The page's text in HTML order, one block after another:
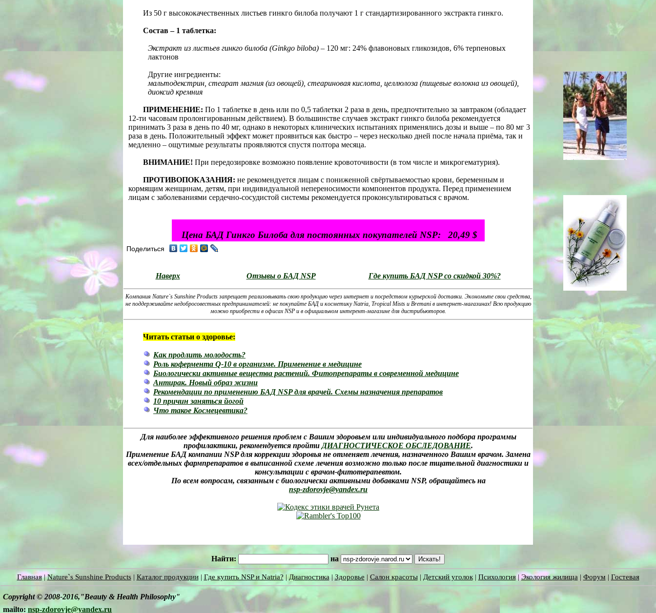
Из 50 г высококачественных листьев гинкго билоба получают 1 г стандартизированного экстракта гинкго.
Состав – 1 таблетка:
Экстракт из листьев гинкго билоба (Ginkgo biloba) – 120 мг: 24% флавоновых гликозидов, 6% терпеновых
лактонов
Другие ингредиенты:
мальтодекстрин, стеарат магния (из овощей), стеариновая кислота, целлюлоза (пищевые волокна из овощей),
диоксид кремния
ПРИМЕНЕНИЕ: По 1 таблетке в день или по 0,5 таблетки 2 раза в день, предпочтительно за завтраком (обладает
12-ти часовым пролонгированным действием). В большинстве случаев экстракт гинкго билоба рекомендуется
принимать 3 раза в день по 40 мг, однако в некоторых клинических испытаниях применялись дозы и выше – по 80 мг 3
раза в день. Положительный эффект может проявиться как быстро – через несколько дней после начала приёма, так и
медленно – ощутимые результаты проявляются спустя полтора месяца.
ВНИМАНИЕ! При передозировке возможно появление кровоточивости (в том числе и микрогематурия).
ПРОТИВОПОКАЗАНИЯ: не рекомендуется лицам с пониженной свёртываемостью крови, беременным и
кормящим женщинам, детям, при индивидуальной непереносимости компонентов продукта. Перед применением
лицам с заболеваниями сердечно-сосудистой системы рекомендуется проконсультироваться с врачом.
Цена БАД Гинкго Билоба для постоянных покупателей NSP: 20,49 $
Поделиться
Наверх Отзывы о БАД NSP Где купить БАД NSP со скидкой 30%?
Компания Nature`s Sunshine Products запрещает реализовывать свою продукцию через интернет и посредством курьерской доставки. Экономьте свои средства,
не поддерживайте недобросовестных предпринимателей: не покупайте БАД и косметику Natria, Tropical Mists и Bremani в интернет-магазинах! Всю продукцию
можно приобрести в офисах NSP и в официальном интерент-магазине для дистрибьюторов.
Читать статьи о здоровье:
Как продлить молодость?
Роль кофермента Q-10 в организме. Применение в медицине
Биологически активные вещества растений. Фитопрепараты в современной медицине
Антирак. Новый образ жизни
Рекомендации по применению БАД NSP для врачей. Схемы назначения препаратов
10 причин заняться йогой
Что такое Космецевтика?
Для наиболее эффективного решения проблем с Вашим здоровьем или индивидуального подбора программы
профилактики, рекомендуется пройти ДИАГНОСТИЧЕСКОЕ ОБСЛЕДОВАНИЕ.
Применение БАД компании NSP для коррекции здоровья не отменяет лечения, назначенного Вашим врачом. Замена
всех/отдельных фармпрепаратов в выписанной схеме лечения возможно только после тщательной диагностики и
консультации с врачом-фитотерапевтом.
По всем вопросам, связанным с биологически активными добавками NSP, обращайтесь на
nsp-zdorovje@yandex.ru
Найти: на
Главная|Nature`s Sunshine Products| Каталог продукции| Где купить NSP и Natria? | Диагностика | Здоровье | Салон красоты| Детский уголок| Психология| Экология жилища | Форум | Гостевая
Copyright © 2008-2016,"Beauty & Health Philosophy"
mailto:nsp-zdorovje@yandex.ru